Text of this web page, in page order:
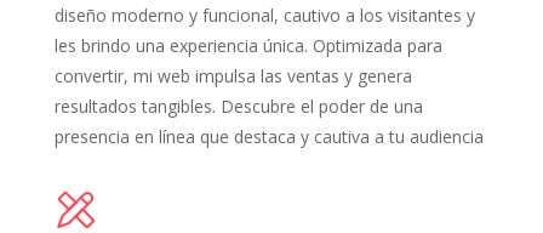
diseño moderno y funcional, cautivo a los visitantes y
les brindo una experiencia única. Optimizada para
convertir, mi web impulsa las ventas y genera
resultados tangibles. Descubre el poder de una
presencia en línea que destaca y cautiva a tu audiencia